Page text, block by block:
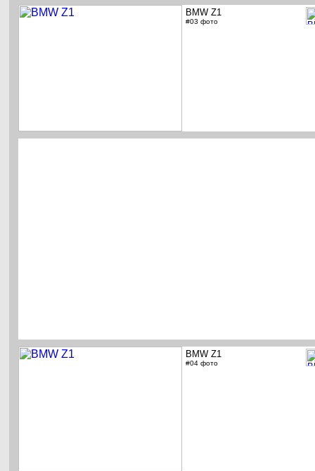
BMW Z1
#03 фото
BMW Z1
#04 фото